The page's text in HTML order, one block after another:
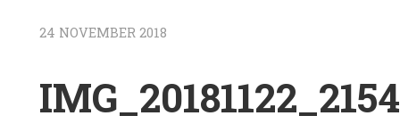
24 NOVEMBER 2018